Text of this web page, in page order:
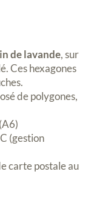
de lavande, sur
Ces hexagones
de polygones,
(gestion
carte postale au